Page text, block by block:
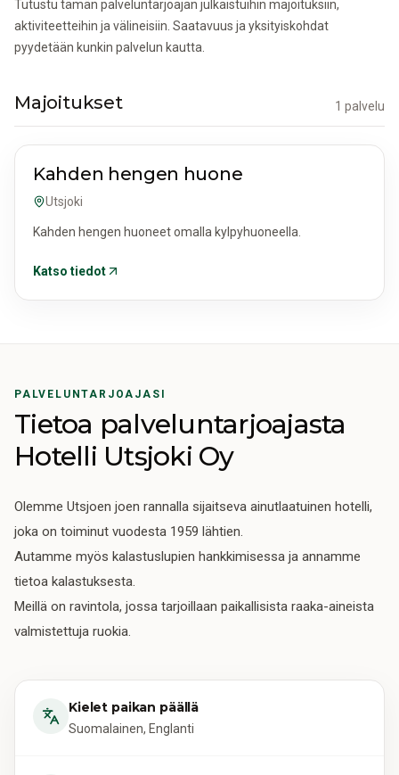
Tutustu tämän palveluntarjoajan julkaistuihin majoituksiin,
aktiviteetteihin ja välineisiin. Saatavuus ja yksityiskohdat
pyydetään kunkin palvelun kautta.
Majoitukset 1 palvelu
MAJOITUKSET
Kahden hengen huone
Utsjoki
Kahden hengen huoneet omalla kylpyhuoneella.
Katso tiedot
PALVELUNTARJOAJASI
Tietoa palveluntarjoajasta
Hotelli Utsjoki Oy
Olemme Utsjoen joen rannalla sijaitseva ainutlaatuinen hotelli,
joka on toiminut vuodesta 1959 lähtien.
Autamme myös kalastuslupien hankkimisessa ja annamme
tietoa kalastuksesta.
Meillä on ravintola, jossa tarjoillaan paikallisista raaka-aineista
valmistettuja ruokia.
Kielet paikan päällä
Suomalainen, Englanti